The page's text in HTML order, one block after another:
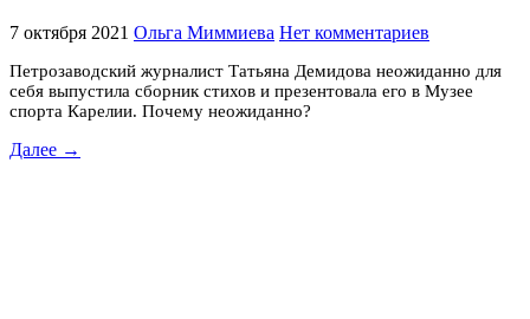
7 октября 2021 Ольга Миммиева Нет комментариев
Петрозаводский журналист Татьяна Демидова неожиданно для
себя выпустила сборник стихов и презентовала его в Музее
спорта Карелии. Почему неожиданно?
Далее →